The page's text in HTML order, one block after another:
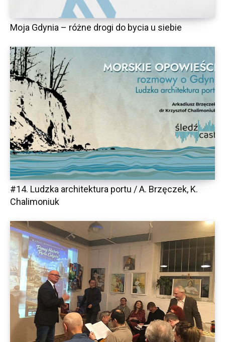
Moja Gdynia – różne drogi do bycia u siebie
#14. Ludzka architektura portu / A. Brzęczek, K.
Chalimoniuk